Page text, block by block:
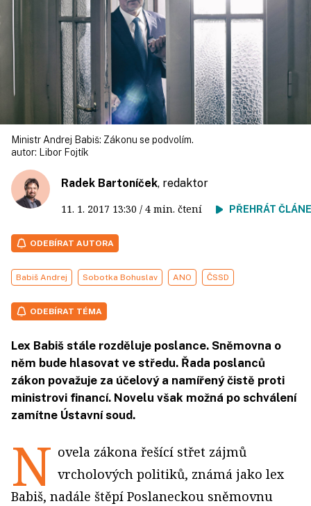
Ministr Andrej Babiš: Zákonu se podvolím.
autor:
Libor Fojtík
Radek Bartoníček, redaktor
11. 1. 2017 13:30 / 4 min. čtení PŘEHRÁT
ODEBÍRAT AUTORA
Babiš Andrej Sobotka Bohuslav ANO ČSSD
ODEBÍRAT TÉMA
Lex Babiš stále rozděluje poslance. Sněmovna o
něm bude hlasovat ve středu. Řada poslanců
zákon považuje za účelový a namířený čistě proti
ministrovi financí. Novelu však možná po schválení
zamítne Ústavní soud.
N ovela zákona řešící střet zájmů
vrcholových politiků, známá jako lex
Babiš, nadále štěpí Poslaneckou sněmovnu